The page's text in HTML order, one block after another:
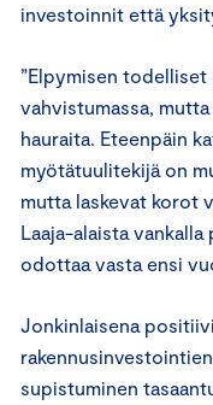
investoinnit että
”Elpymisen
vahvistumassa,
hauraita. Eteenpäin
myötätuulitekijä on
mutta laskevat korot
Laaja-alaista
odottaa vasta ensi
Jonkinlaisena
supistuminen